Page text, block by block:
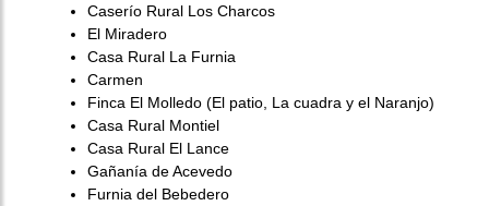
Caserío Rural Los Charcos
El Miradero
Casa Rural La Furnia
Carmen
Finca El Molledo (El patio, La cuadra y el Naranjo)
Casa Rural Montiel
Casa Rural El Lance
Gañanía de Acevedo
Furnia del Bebedero